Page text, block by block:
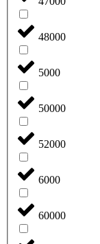
48000
5000
50000
52000
6000
60000